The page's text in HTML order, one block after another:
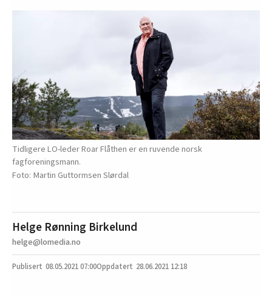
Tidligere LO-leder Roar Flåthen er en ruvende norsk
fagforeningsmann.
Martin Guttormsen Slørdal
Helge Rønning Birkelund
helge@lomedia.no
08.05.202107:00 28.06.2021 12:18